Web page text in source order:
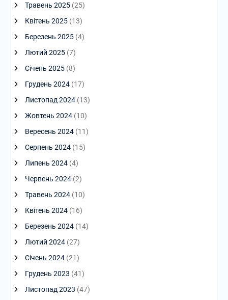
Травень 2025(25)
Квітень 2025(13)
Березень 2025(4)
Лютий 2025(7)
Січень 2025(8)
Грудень 2024(17)
Листопад 2024(13)
Жовтень 2024(10)
Вересень 2024(11)
Серпень 2024(15)
Липень 2024(4)
Червень 2024(2)
Травень 2024(10)
Квітень 2024(16)
Березень 2024(14)
Лютий 2024(27)
Січень 2024(21)
Грудень 2023 (41)
Листопад 2023 (47)